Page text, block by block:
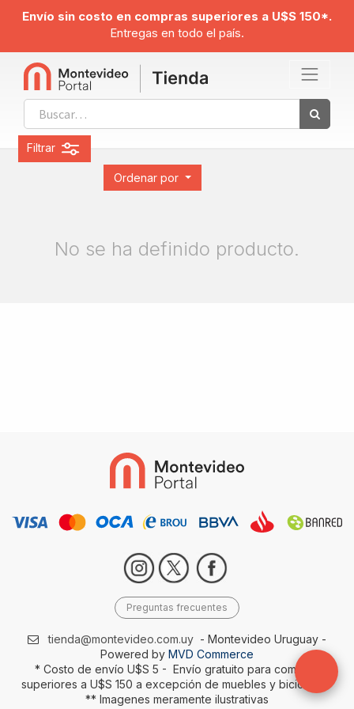
Envío sin costo en compras superiores a U$S 150*.
Entregas en todo el país.
Ordenar por
Filtrar
No se ha definido producto.
Preguntas frecuentes
tienda@montevideo.com.uy - Montevideo Uruguay -
Powered by MVD Commerce
* Costo de envío U$S 5 - Envío gratuito para compras
superiores a U$S 150 a excepción de muebles y bicicletas-
** Imagenes meramente ilustrativas